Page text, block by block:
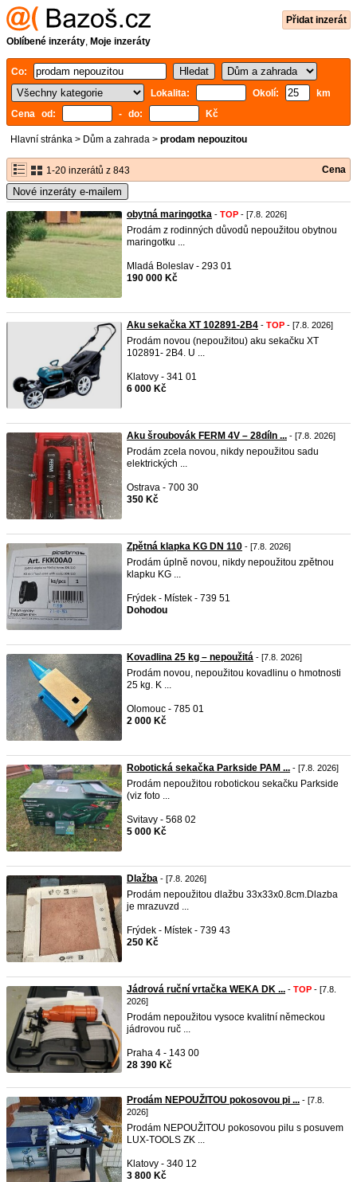
Přidat inzerát
Oblíbené inzeráty, Moje inzeráty
Co:
Lokalita:
Okolí:
km
Cena od:
- do: Kč
Hlavní stránka > Dům a zahrada > prodam nepouzitou
1-20 inzerátů z 843 Cena
Nové inzeráty e-mailem
obytná maringotka - TOP - [7.8. 2026]
Prodám z rodinných důvodů nepoužitou obytnou
maringotku ...
Mladá Boleslav - 293 01
190 000 Kč
Aku sekačka XT 102891-2B4 - TOP - [7.8. 2026]
Prodám novou (nepoužitou) aku sekačku XT
102891- 2B4. U ...
Klatovy - 341 01
6 000 Kč
Aku šroubovák FERM 4V – 28díln ... - [7.8. 2026]
Prodám zcela novou, nikdy nepoužitou sadu
elektrických ...
Ostrava - 700 30
350 Kč
Zpětná klapka KG DN 110 - [7.8. 2026]
Prodám úplně novou, nikdy nepoužitou zpětnou
klapku KG ...
Frýdek - Místek - 739 51
Dohodou
Kovadlina 25 kg – nepoužitá - [7.8. 2026]
Prodám novou, nepoužitou kovadlinu o hmotnosti
25 kg. K ...
Olomouc - 785 01
2 000 Kč
Robotická sekačka Parkside PAM ... - [7.8. 2026]
Prodám nepoužitou robotickou sekačku Parkside
(viz foto ...
Svitavy - 568 02
5 000 Kč
Dlažba - [7.8. 2026]
Prodám nepoužitou dlažbu 33x33x0.8cm.Dlazba
je mrazuvzd ...
Frýdek - Místek - 739 43
250 Kč
Jádrová ruční vrtačka WEKA DK ... - TOP - [7.8.
2026]
Prodám nepoužitou vysoce kvalitní německou
jádrovou ruč ...
Praha 4 - 143 00
28 390 Kč
Prodám NEPOUŽITOU pokosovou pi ... - [7.8.
2026]
Prodám NEPOUŽITOU pokosovou pilu s posuvem
LUX-TOOLS ZK ...
Klatovy - 340 12
3 800 Kč